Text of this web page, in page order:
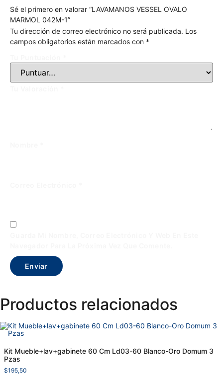
Sé el primero en valorar “LAVAMANOS VESSEL OVALO
MARMOL 042M-1”
Tu dirección de correo electrónico no será publicada. Los
campos obligatorios están marcados con *
Productos relacionados
Kit Mueble+lav+gabinete 60 Cm Ld03-60 Blanco-Oro Domum 3
Pzas
$195,50